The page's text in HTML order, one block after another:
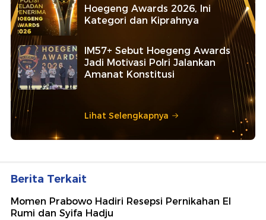
Hoegeng Awards 2026, Ini
Kategori dan Kiprahnya
IM57+ Sebut Hoegeng Awards
Jadi Motivasi Polri Jalankan
Amanat Konstitusi
Lihat Selengkapnya
Berita Terkait
Momen Prabowo Hadiri Resepsi Pernikahan El
Rumi dan Syifa Hadju